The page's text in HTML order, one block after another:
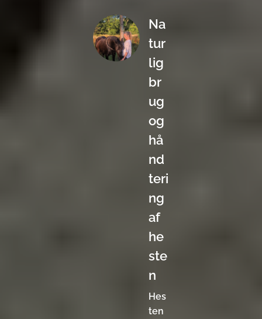
Na
tur
lig
br
ug
og
hå
nd
teri
ng
af
he
ste
n
Hes
ten